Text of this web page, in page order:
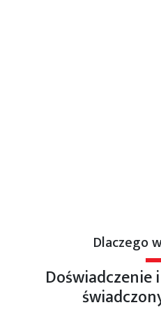
Dlaczego
Doświadczenie